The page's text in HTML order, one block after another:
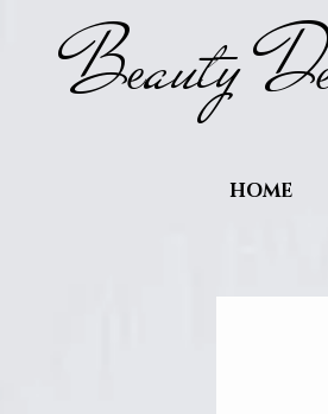
Beauty D
HOME